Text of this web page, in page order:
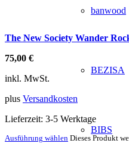
banwood
BEZISA
BIBS
The New Society Wander
75,00 €
inkl. MwSt.
plus Versandkosten
Lieferzeit: 3-5 Werktage
Ausführung wählen Dieses Produkt